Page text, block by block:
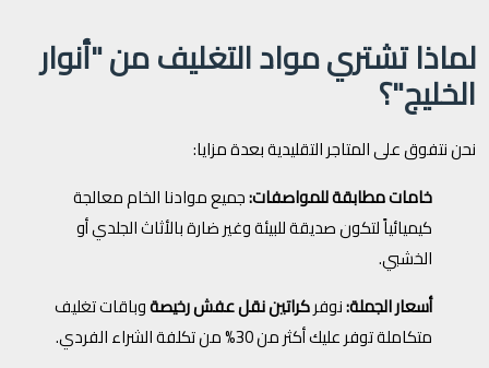
لماذا تشتري مواد التغليف من "أنوار
الخليج"؟
نحن نتفوق على المتاجر التقليدية بعدة مزايا:
خامات مطابقة للمواصفات:جميع موادنا الخام معالجة
كيميائياً لتكون صديقة للبيئة وغير ضارة بالأثاث الجلدي أو
الخشبي.
أسعار الجملة:نوفركراتين نقل عفش رخيصةوباقات تغليف
متكاملة توفر عليك أكثر من 30% من تكلفة الشراء الفردي.